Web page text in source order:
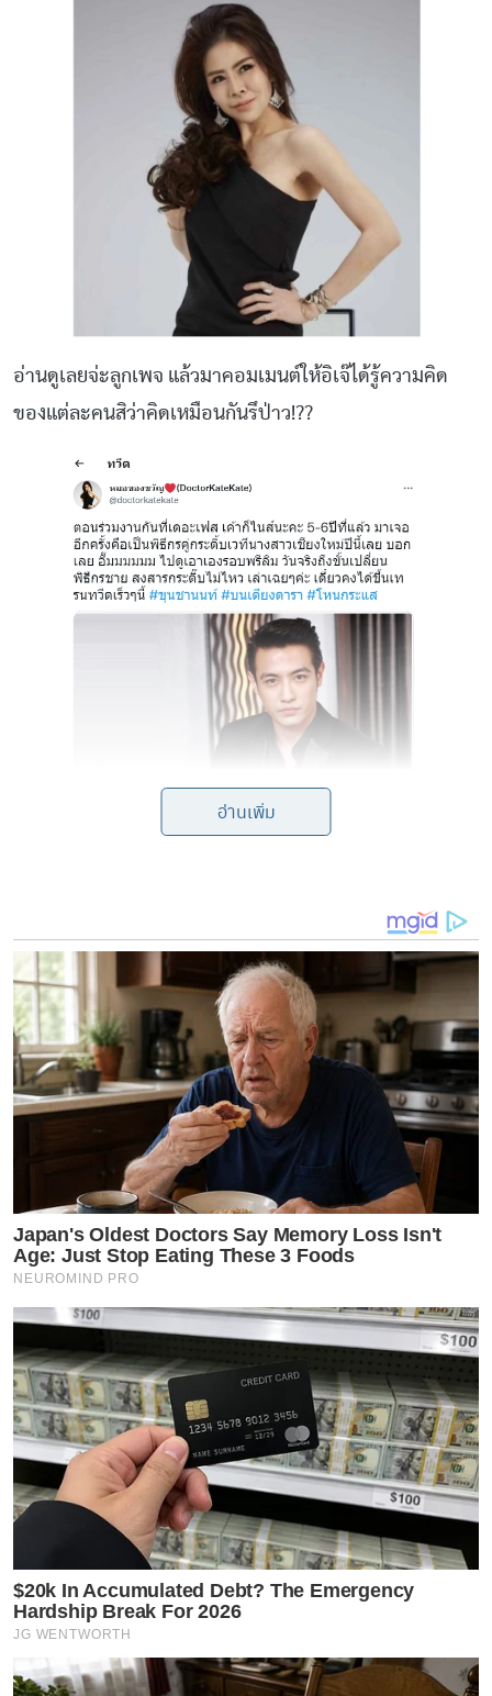
อ่านดูเลยจ่ะลูกเพจ แล้วมาคอมเมนต์ให้อิเจ๊ได้รู้ความคิด
ของแต่ละคนสิว่าคิดเหมือนกันรึป่าว!??
ตอนร่วมงานกันที่เดอะเฟส เค้าก็ไนส์นะคะ 5-6ปีที่แล้ว มา
เจออีกครั้งคือเป็นพิธีกรคู่กระติ้บเวทีนางสาวเชียงใหม่ปีนี้
เลย บอก
เลย อั้มมมมมม ไปดูเอาเองรอบพรีลิม วันจริงถึงขั้นเปลี่ยน
พิธีกรชาย สงสารกระติ๊บไม่ไหว เล่าเฉยๆค่ะ เดี๋ยวคงได้ขึ้นเท
รนทวีตเร็วๆนี้
นักแสดงสาว “กระติ๊บ ชวัลกร”
อ่านเพิ่ม
Japan's Oldest Doctors Say Memory Loss Isn't
Age: Just Stop Eating These 3 Foods
NEUROMIND PRO
$20k In Accumulated Debt? The Emergency
Hardship Break For 2026
JG WENTWORTH